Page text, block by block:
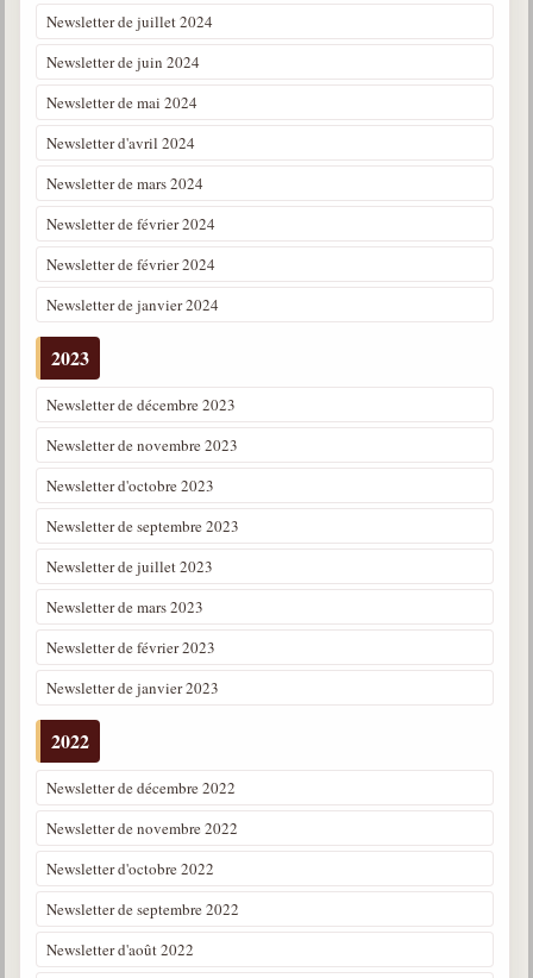
Newsletter de juillet 2024
Newsletter de juin 2024
Newsletter de mai 2024
Newsletter d'avril 2024
Newsletter de mars 2024
Newsletter de février 2024
Newsletter de février 2024
Newsletter de janvier 2024
2023
Newsletter de décembre 2023
Newsletter de novembre 2023
Newsletter d'octobre 2023
Newsletter de septembre 2023
Newsletter de juillet 2023
Newsletter de mars 2023
Newsletter de février 2023
Newsletter de janvier 2023
2022
Newsletter de décembre 2022
Newsletter de novembre 2022
Newsletter d'octobre 2022
Newsletter de septembre 2022
Newsletter d'août 2022